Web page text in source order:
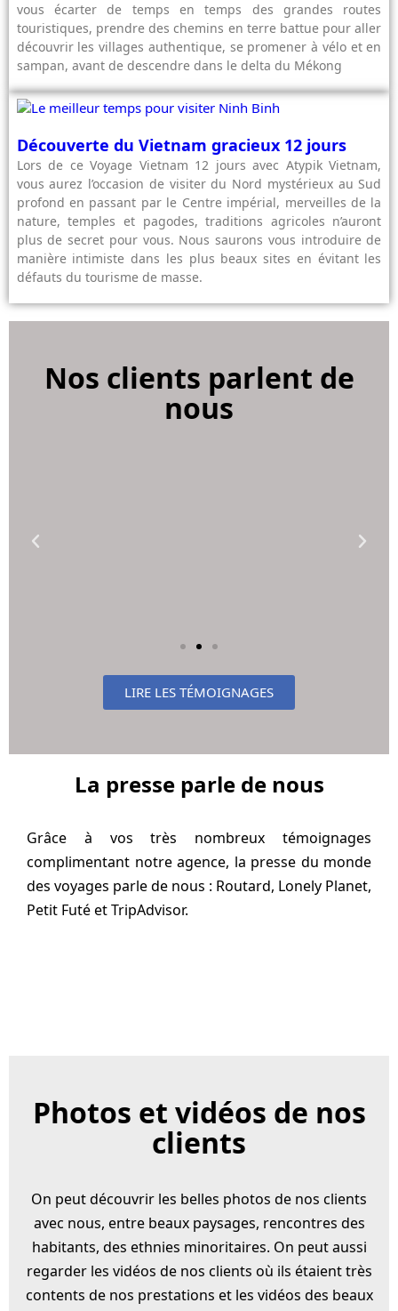
vous écarter de temps en temps des grandes routes
touristiques, prendre des chemins en terre battue pour aller
découvrir les villages authentique, se promener à vélo et en
sampan, avant de descendre dans le delta du Mékong
Découverte du Vietnam gracieux 12 jours
Lors de ce Voyage Vietnam 12 jours avec Atypik Vietnam,
vous aurez l’occasion de visiter du Nord mystérieux au Sud
profond en passant par le Centre impérial, merveilles de la
nature, temples et pagodes, traditions agricoles n’auront
plus de secret pour vous. Nous saurons vous introduire de
manière intimiste dans les plus beaux sites en évitant les
défauts du tourisme de masse.
Nos clients parlent de
nous
LIRE LES TÉMOIGNAGES
La presse parle de nous
Grâce à vos très nombreux témoignages
complimentant notre agence, la presse du monde
des voyages parle de nous : Routard, Lonely Planet,
Petit Futé et TripAdvisor.
Photos et vidéos de nos
clients
On peut découvrir les belles photos de nos clients
avec nous, entre beaux paysages, rencontres des
habitants, des ethnies minoritaires. On peut aussi
regarder les vidéos de nos clients où ils étaient très
contents de nos prestations et les vidéos des beaux